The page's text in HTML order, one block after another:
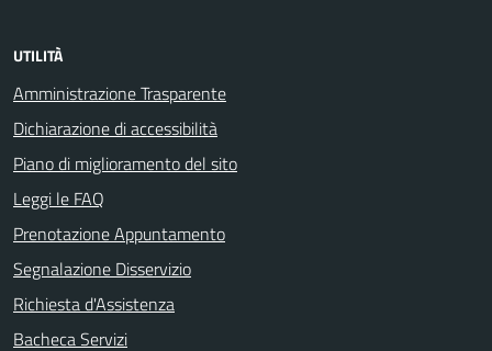
UTILITÀ
Amministrazione Trasparente
Dichiarazione di accessibilità
Piano di miglioramento del sito
Leggi le FAQ
Prenotazione Appuntamento
Segnalazione Disservizio
Richiesta d'Assistenza
Bacheca Servizi